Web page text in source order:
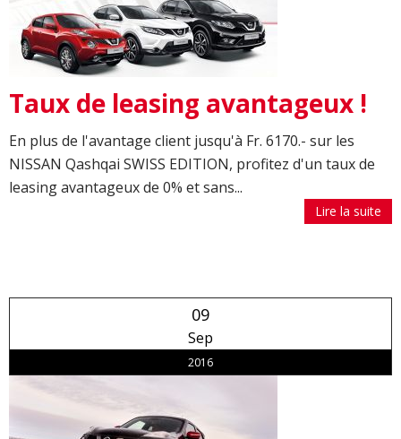
Taux de leasing avantageux !
En plus de l'avantage client jusqu'à Fr. 6170.- sur les
NISSAN Qashqai SWISS EDITION, profitez d'un taux de
leasing avantageux de 0% et sans...
Lire la suite
09
Sep
2016